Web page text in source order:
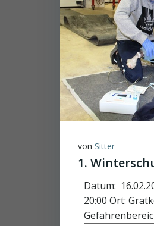
von Sitter
1.
Datum:
20:00 Ort: